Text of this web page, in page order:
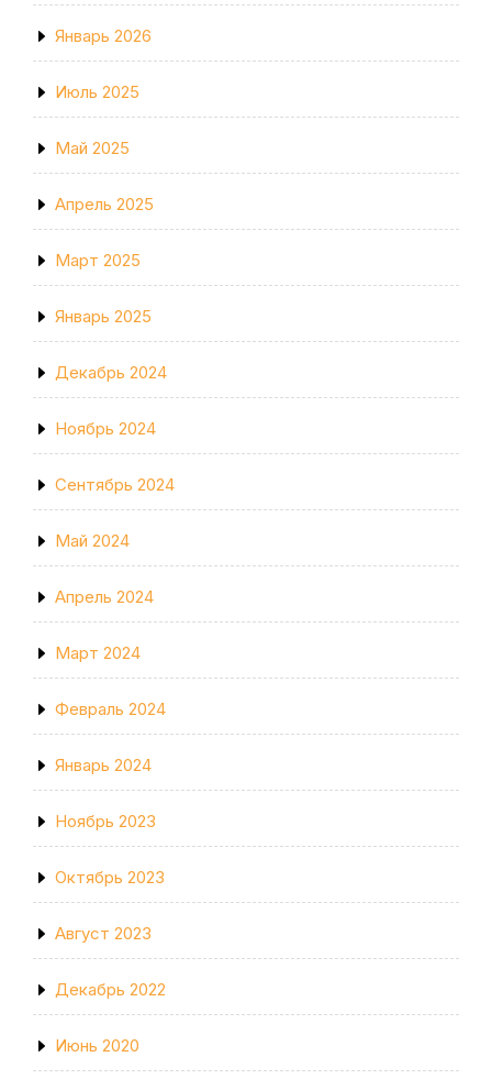
Январь 2026
Июль 2025
Май 2025
Апрель 2025
Март 2025
Январь 2025
Декабрь 2024
Ноябрь 2024
Сентябрь 2024
Май 2024
Апрель 2024
Март 2024
Февраль 2024
Январь 2024
Ноябрь 2023
Октябрь 2023
Август 2023
Декабрь 2022
Июнь 2020